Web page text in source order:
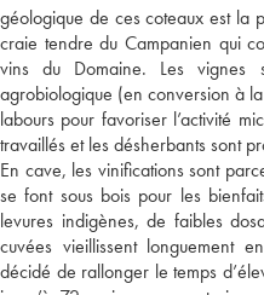
géologique de ces coteaux est la
craie tendre du Campanien qui
vins du Domaine. Les vignes
agrobiologique (en conversion à
labours pour favoriser l’activité
travaillés et les désherbants sont
En cave, les vinifications sont
se font sous bois pour les
levures indigènes, de faibles
cuvées vieillissent longuement
décidé de rallonger le temps